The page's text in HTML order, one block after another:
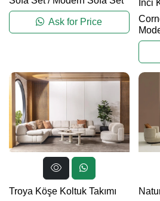
Ask for Price
İnci
Troya Köşe Koltuk Takımı